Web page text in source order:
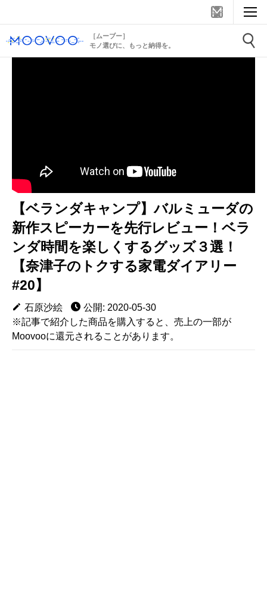
［ムーブー］
モノ選びに、もっと納得を。
【ベランダキャンプ】バルミューダの
新作スピーカーを先行レビュー！ベラ
ンダ時間を楽しくするグッズ３選！
【奈津子のトクする家電ダイアリー
#20】
石原沙絵
公開: 2020-05-30
※記事で紹介した商品を購入すると、売上の一部が
Moovooに還元されることがあります。